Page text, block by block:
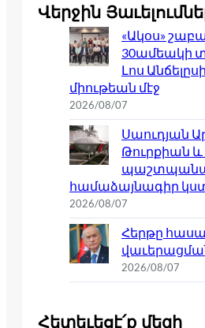
Վերջին
«Ակօս»
30ամեակի
Լոս
միութեան մէջ
2026/08/07
Սաուդյան
Թուրքիան
համաձայնագիր
2026/08/07
Հերթը
2026/08/07
Հետեւեցէ՛ք մեզի